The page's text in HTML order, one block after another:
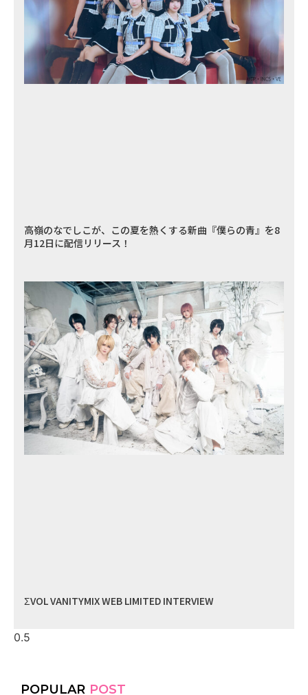
高嶺のなでしこが、この夏を熱くする新曲『僕らの青』を8
月12日に配信リリース！
ΣVOL VANITYMIX WEB LIMITED INTERVIEW
POPULAR POST